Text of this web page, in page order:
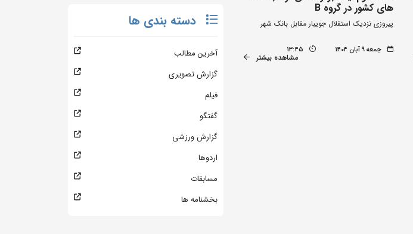
های کشور در گروه B
پیروزی نزدیک استقلال جویبار مقابل بانک شهر
جمعه ۹ آبان ۱۴۰۴ 13:45
مشاهده بیشتر
دسته بندی ها
آخرین مطالب
گزارش تصویری
فیلم
گفتگو
گزارش ورزشی
اردوها
مسابقات
بخشنامه ها